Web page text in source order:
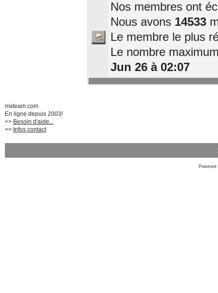
Nos membres ont
Nous avons 14533
Le membre le plus
Le nombre
Jun 26 à 02:07
mxteam.com
En ligne depuis 2003!
>> Besoin d'aide...
>> Infos contact